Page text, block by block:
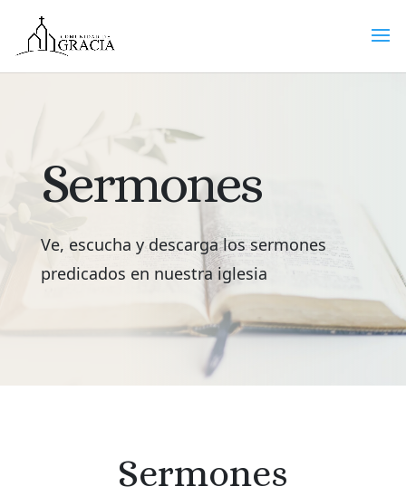
Sermones
Ve, escucha y descarga los sermones
predicados en nuestra iglesia
Sermones